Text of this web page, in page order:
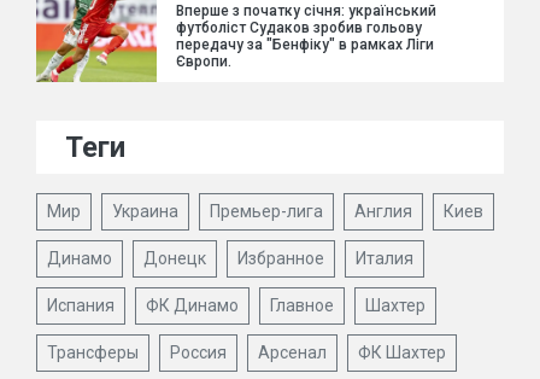
Вперше з початку січня: український
футболіст Судаков зробив гольову
передачу за "Бенфіку" в рамках Ліги
Європи.
Теги
Мир Украина Премьер-лига Англия Киев
Динамо Донецк Избранное Италия
Испания ФК Динамо Главное Шахтер
Трансферы Россия Арсенал ФК Шахтер